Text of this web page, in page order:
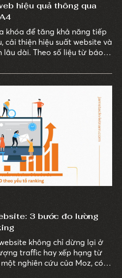
hiệu quả thông qua
khóa để tăng khả năng tiếp
cải thiện hiệu suất website và
dài. Theo số liệu từ báo
nghiệp B2B cho biết
tạo khách hàng tiềm năng.
3 bước đo lường
không chỉ dừng lại ở
traffic hay xếp hạng từ
nghiên cứu của Moz, có